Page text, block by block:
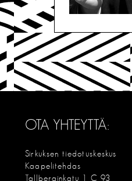
OTA YHTEYTTÄ:
Sirkuksen tiedotuskeskus
Kaapelitehdas
Tallberginkatu 1 C 93